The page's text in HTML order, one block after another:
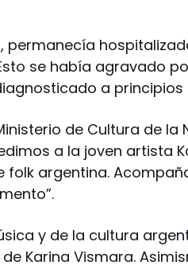
permanecía
se había agravado
a principios
de Cultura de la
a la joven artista
folk argentina.
y de la cultura
Karina Vismara.